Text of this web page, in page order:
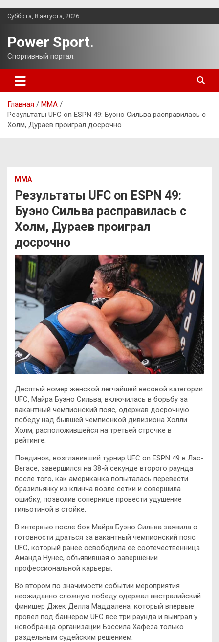
Перейти
Суббота, 8 августа, 2026
Power Sport.
Спортивный портал.
Главная
ММА
Результаты UFC on ESPN 49: Буэно Сильва расправилась с
Холм, Дураев проиграл досрочно
ММА
Результаты UFC on ESPN 49:
Буэно Сильва расправилась с
Холм, Дураев проиграл
досрочно
Десятый номер женской легчайшей весовой категории
UFC, Майра Буэно Сильва, включилась в борьбу за
вакантный чемпионский пояс, одержав досрочную
победу над бывшей чемпионкой дивизиона Холли
Холм, расположившейся на третьей строчке в
рейтинге.
Поединок, возглавивший турнир UFC on ESPN 49 в Лас-
Вегасе, завершился на 38-й секунде второго раунда
после того, как американка попыталась перевести
бразильянку из клинча возле сетки и совершила
ошибку, позволив сопернице провести удушение
гильотиной в стойке.
В интервью после боя Майра Буэно Сильва заявила о
готовности драться за вакантный чемпионский пояс
UFC, который ранее освободила ее соотечественница
Аманда Нунес, объявившая о завершении
профессиональной карьеры.
Во втором по значимости событии мероприятия
неожиданно сложную победу одержал австралийский
финишер Джек Делла Маддалена, который впервые
провел под баннером UFC все три раунда и выиграл у
новобранца организации Бэссила Хафеза только
раздельным судейским решением.